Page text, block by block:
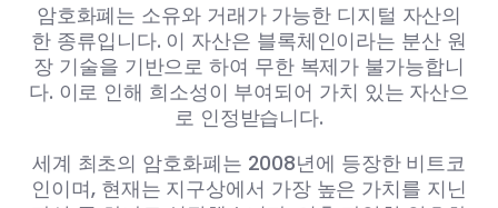
암호화폐는 소유와 거래가 가능한 디지털 자산의
한 종류입니다. 이 자산은 블록체인이라는 분산 원
장 기술을 기반으로 하여 무한 복제가 불가능합니
다. 이로 인해 희소성이 부여되어 가치 있는 자산으
로 인정받습니다.
세계 최초의 암호화폐는 2008년에 등장한 비트코
인이며, 현재는 지구상에서 가장 높은 가치를 지닌